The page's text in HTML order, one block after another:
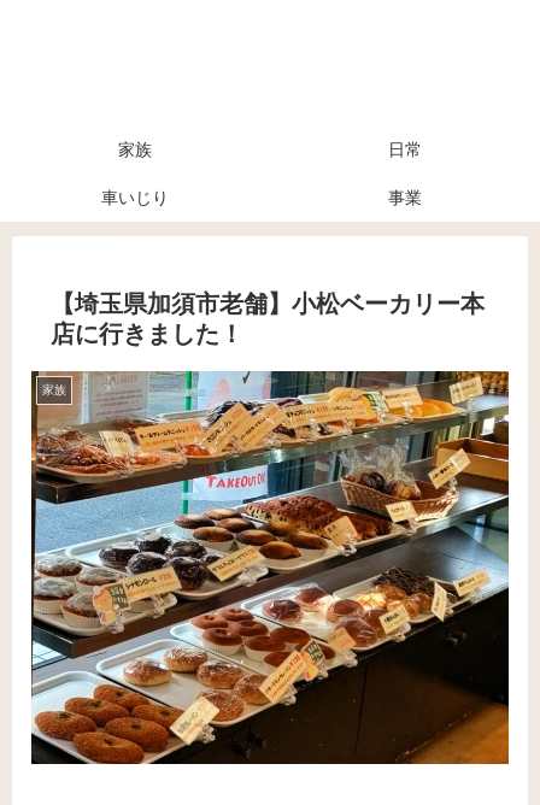
家族 日常
車いじり 事業
【埼玉県加須市老舗】小松ベーカリー本
店に行きました！
家族